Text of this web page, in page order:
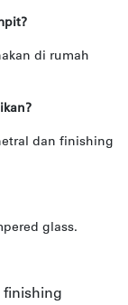
di rumah
dan finishing
glass.
finishing